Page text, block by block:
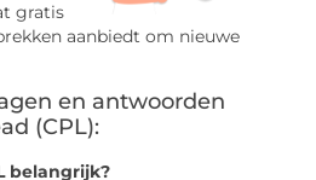
gratis
aanbiedt om nieuwe
en antwoorden
(CPL):
belangrijk?